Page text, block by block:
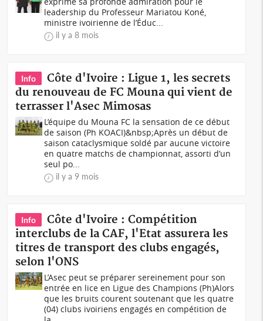
leadership du Professeur Mariatou Koné,
ministre ivoirienne de l’Éduc...
il y a 8 mois
Info
Côte d'Ivoire : Ligue 1, les secrets
du renouveau de FC Mouna qui vient de
terrasser l'Asec Mimosas
L’équipe du Mouna FC la sensation de ce début
de saison (Ph KOACI)&nbsp;Après un début de
saison cataclysmique soldé par aucune victoire
en quatre matchs de championnat, assorti d’un
seul po...
il y a 9 mois
Info
Côte d'Ivoire : Compétition
interclubs de la CAF, l'Etat assurera les
titres de transport des clubs engagés,
selon l'ONS
L’Asec peut se préparer sereinement pour son
entrée en lice en Ligue des Champions (Ph)Alors
que les bruits courent soutenant que les quatre
(04) clubs ivoiriens engagés en compétition de